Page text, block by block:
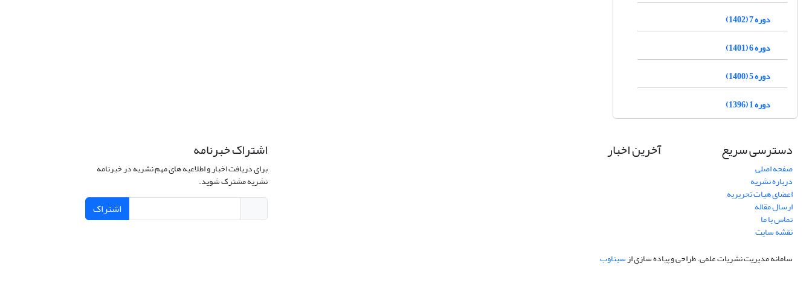
دوره 7 (1402)
دوره 6 (1401)
دوره 5 (1400)
دوره 1 (1396)
دسترسی سریع
صفحه اصلی
درباره نشریه
اعضای هیات تحریریه
ارسال مقاله
تماس با ما
نقشه سایت
آخرین اخبار اشتراک خبرنامه
برای دریافت اخبار و اطلاعیه های مهم نشریه در خبرنامه
نشریه مشترک شوید.
اشتراک
سامانه مدیریت نشریات علمی.طراحی و پیاده سازی ازسیناوب